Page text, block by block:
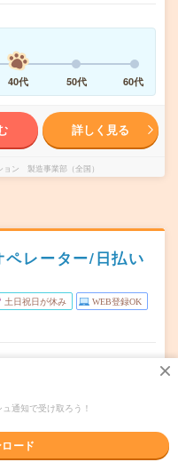
40代 50代 60代
詳しく見る
ョン 製造事業部（全国）
ペレーター/日払い
土日祝日が休み WEB登録OK
～00:15
迎！
通知で受け取ろう！
ード